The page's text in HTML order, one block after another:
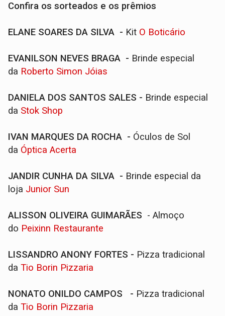
Confira os sorteados e os prêmios
ELANE SOARES DA SILVA - Kit O Boticário
EVANILSON NEVES BRAGA - Brinde especial
da Roberto Simon Jóias
DANIELA DOS SANTOS SALES - Brinde especial
da Stok Shop
IVAN MARQUES DA ROCHA - Óculos de Sol
da Óptica Acerta
JANDIR CUNHA DA SILVA - Brinde especial da
loja Junior Sun
ALISSON OLIVEIRA GUIMARÃES - Almoço
do Peixinn Restaurante
LISSANDRO ANONY FORTES - Pizza tradicional
daTio Borin Pizzaria
NONATO ONILDO CAMPOS - Pizza tradicional
daTio Borin Pizzaria